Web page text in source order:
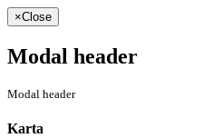
×Close
Modal header
Modal header
Karta